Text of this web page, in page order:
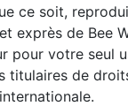
ce soit,
exprès de Bee
votre seul
titulaires de